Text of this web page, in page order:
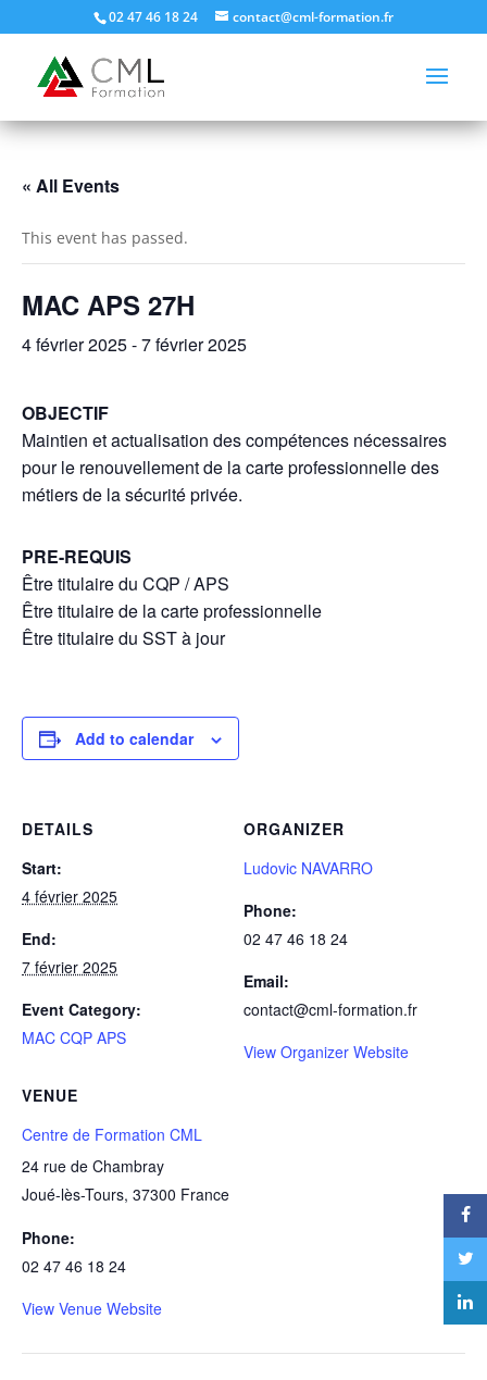
02 47 46 18 24 contact@cml-formation.fr
« All Events
This event has passed.
MAC APS 27H
4 février 2025-7 février 2025
OBJECTIF
Maintien et actualisation des compétences nécessaires
pour le renouvellement de la carte professionnelle des
métiers de la sécurité privée.
PRE-REQUIS
Être titulaire du CQP / APS
Être titulaire de la carte professionnelle
Être titulaire du SST à jour
Add to calendar
DETAILS
Start:
4 février 2025
End:
7 février 2025
Event Category:
MAC CQP APS
VENUE
Centre de Formation CML
24 rue de Chambray
Joué-lès-Tours, 37300 France
Phone:
02 47 46 18 24
View Venue Website
ORGANIZER
Ludovic NAVARRO
Phone:
02 47 46 18 24
Email:
contact@cml-formation.fr
View Organizer Website